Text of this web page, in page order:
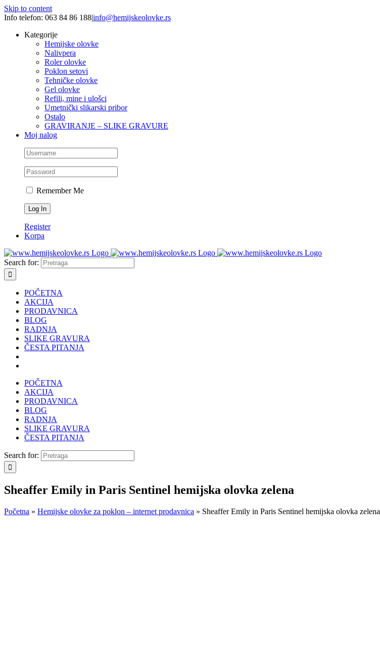
Skip to content
Info telefon: 063 84 86 188|info@hemijskeolovke.rs
Kategorije
Hemijske olovke
Nalivpera
Roler olovke
Poklon setovi
Tehničke olovke
Gel olovke
Refili, mine i ulošci
Umetnički slikarski pribor
Ostalo
GRAVIRANJE – SLIKE GRAVURE
Moj nalog
Remember Me
Register
Korpa
Search for:
POČETNA
AKCIJA
PRODAVNICA
BLOG
RADNJA
SLIKE GRAVURA
ČESTA PITANJA
POČETNA
AKCIJA
PRODAVNICA
BLOG
RADNJA
SLIKE GRAVURA
ČESTA PITANJA
Search for:
Sheaffer Emily in Paris Sentinel hemijska olovka zelena
Početna » Hemijske olovke za poklon – internet prodavnica » Sheaffer Emily in Paris Sentinel hemijska olovka zelena